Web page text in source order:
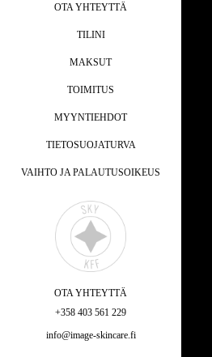
OTA YHTEYTTÄ
TILINI
MAKSUT
TOIMITUS
MYYNTIEHDOT
TIETOSUOJATURVA
VAIHTO JA PALAUTUSOIKEUS
OTA YHTEYTTÄ
+358 403 561 229
info@image-skincare.fi